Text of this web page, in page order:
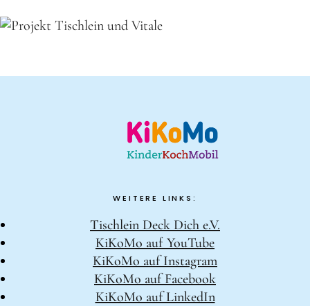
WEITERE LINKS:
Tischlein Deck Dich e.V.
KiKoMo auf YouTube
KiKoMo auf Instagram
KiKoMo auf Facebook
KiKoMo auf LinkedIn